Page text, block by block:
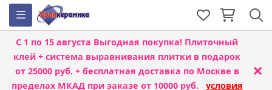
С 1 по 15 августа Выгодная покупка! Плиточный
клей + система выравнивания плитки в подарок
от 25000 руб. + бесплатная доставка по Москве в
пределах МКАД при заказе от 10000 руб. условия
×